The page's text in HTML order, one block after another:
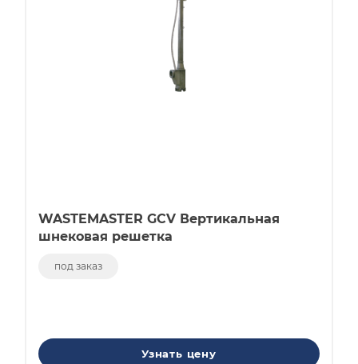
WASTEMASTER GCV Вертикальная
шнековая решетка
под заказ
Узнать цену